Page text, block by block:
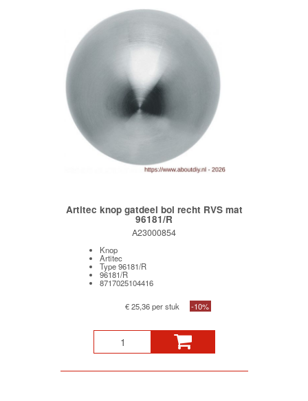
Artitec knop gatdeel bol recht RVS mat
96181/R
A23000854
Knop
Artitec
Type 96181/R
96181/R
8717025104416
€ 25,36 per stuk -10%